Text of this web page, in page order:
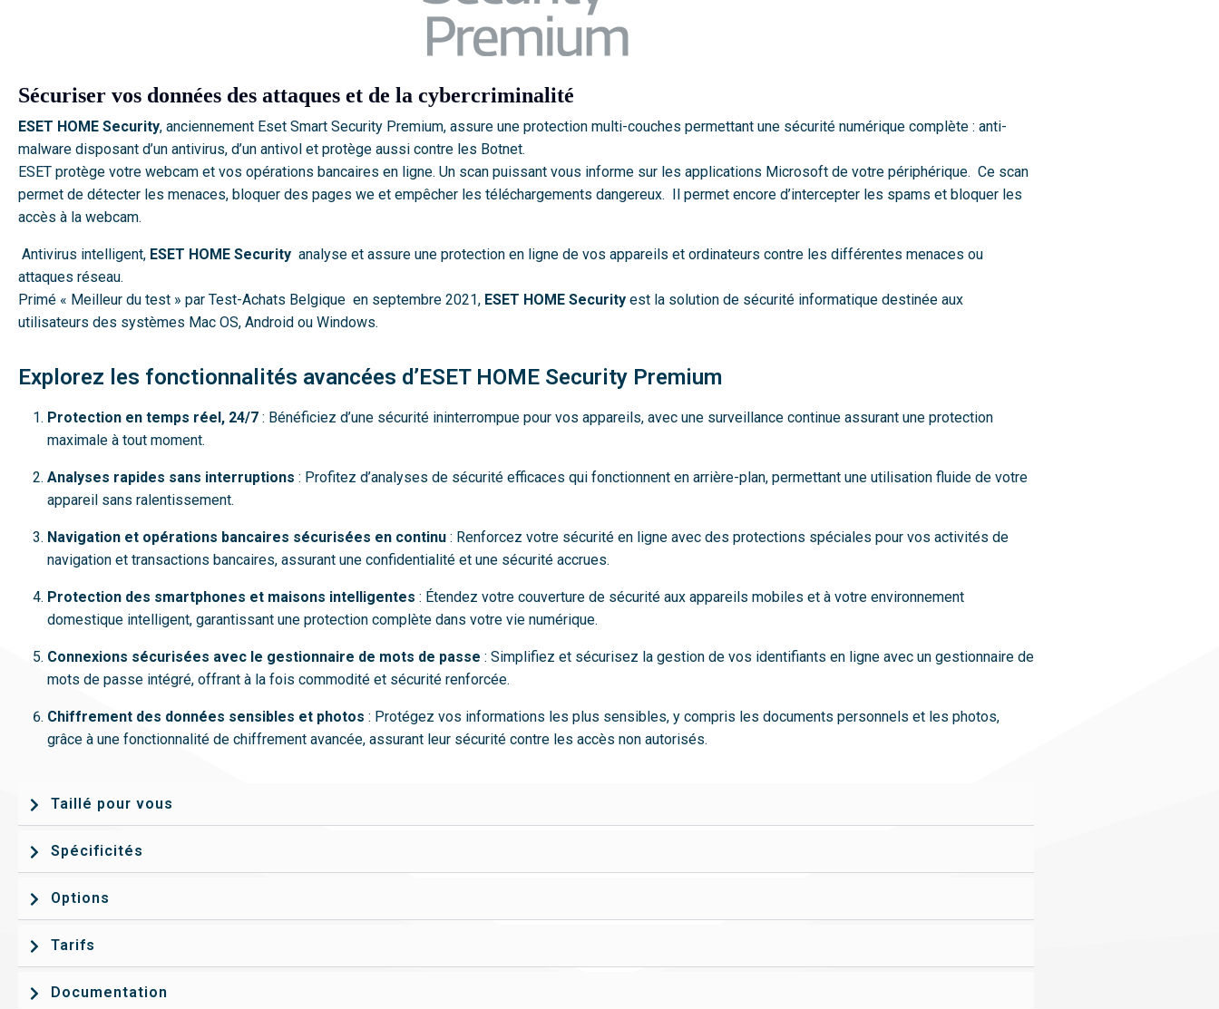
Sécuriser vos données des attaques et de la cybercriminalité
ESET HOME Security, anciennement Eset Smart Security Premium, assure une protection multi-couches permettant une sécurité numérique complète : anti-
malware disposant d’un antivirus, d’un antivol et protège aussi contre les Botnet.
ESET protège votre webcam et vos opérations bancaires en ligne. Un scan puissant vous informe sur les applications Microsoft de votre périphérique. Ce scan
permet de détecter les menaces, bloquer des pages we et empêcher les téléchargements dangereux. Il permet encore d’intercepter les spams et bloquer les
accès à la webcam.
Antivirus intelligent, ESET HOME Security analyse et assure une protection en ligne de vos appareils et ordinateurs contre les différentes menaces ou
attaques réseau.
Primé « Meilleur du test » par Test-Achats Belgique en septembre 2021, ESET HOME Security est la solution de sécurité informatique destinée aux
utilisateurs des systèmes Mac OS, Android ou Windows.
Explorez les fonctionnalités avancées d’ESET HOME Security Premium
Protection en temps réel, 24/7 : Bénéficiez d’une sécurité ininterrompue pour vos appareils, avec une surveillance continue assurant une protection
maximale à tout moment.
Analyses rapides sans interruptions : Profitez d’analyses de sécurité efficaces qui fonctionnent en arrière-plan, permettant une utilisation fluide de votre
appareil sans ralentissement.
Navigation et opérations bancaires sécurisées en continu : Renforcez votre sécurité en ligne avec des protections spéciales pour vos activités de
navigation et transactions bancaires, assurant une confidentialité et une sécurité accrues.
Protection des smartphones et maisons intelligentes : Étendez votre couverture de sécurité aux appareils mobiles et à votre environnement
domestique intelligent, garantissant une protection complète dans votre vie numérique.
Connexions sécurisées avec le gestionnaire de mots de passe : Simplifiez et sécurisez la gestion de vos identifiants en ligne avec un gestionnaire de
mots de passe intégré, offrant à la fois commodité et sécurité renforcée.
Chiffrement des données sensibles et photos : Protégez vos informations les plus sensibles, y compris les documents personnels et les photos,
grâce à une fonctionnalité de chiffrement avancée, assurant leur sécurité contre les accès non autorisés.
Taillé pour vous
Spécificités
Options
Tarifs
Documentation